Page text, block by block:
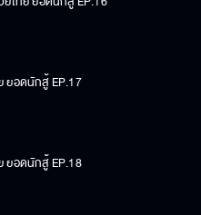
ยอดนักสู้ EP.17
ยอดนักสู้ EP.18